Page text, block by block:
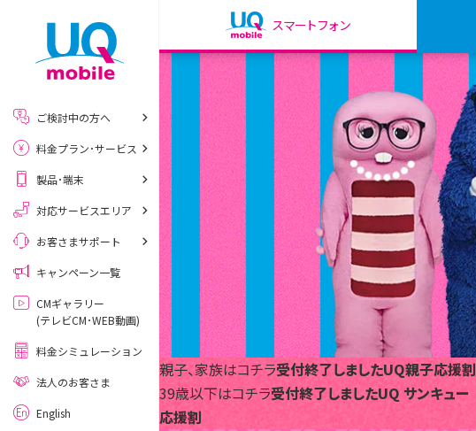
スマートフォン
my UQ WiMAX
UQ WiMAX ご契約の方
My UQ mobile
UQ mobile ご契約の方
UQ mobile
データチャージサイト
親子、家族はコチラ受付終了しましたUQ親子応援割
39歳以下はコチラ受付終了しましたUQ サンキュー
応援割
ご検討中の方へ
料金プラン･サービス
製品･端末
対応サービスエリア
お客さまサポート
キャンペーン一覧
CMギャラリー
(テレビCM･WEB動画)
料金シミュレーション
法人のお客さま
English